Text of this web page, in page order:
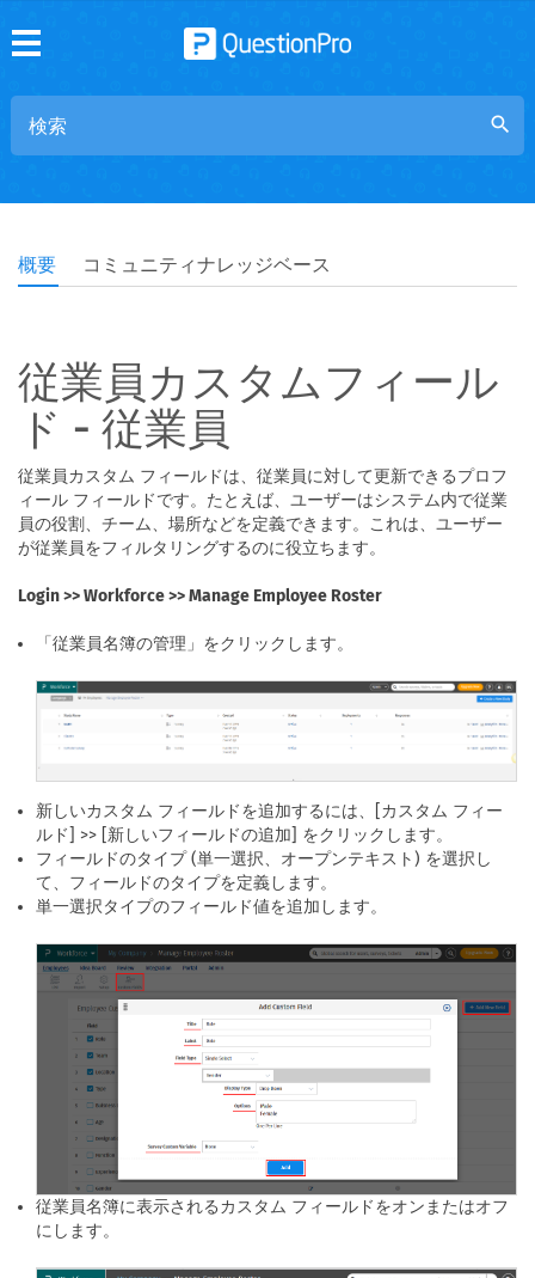
search
概要 コミュニティナレッジベース
従業員カスタムフィール
ド - 従業員
従業員カスタム フィールドは、従業員に対して更新できるプロフ
ィール フィールドです。たとえば、ユーザーはシステム内で従業
員の役割、チーム、場所などを定義できます。これは、ユーザー
が従業員をフィルタリングするのに役立ちます。
Login >> Workforce >> Manage Employee Roster
「従業員名簿の管理」をクリックします。
新しいカスタム フィールドを追加するには、[カスタム フィー
ルド] >> [新しいフィールドの追加] をクリックします。
フィールドのタイプ (単一選択、オープンテキスト) を選択し
て、フィールドのタイプを定義します。
単一選択タイプのフィールド値を追加します。
従業員名簿に表示されるカスタム フィールドをオンまたはオフ
にします。